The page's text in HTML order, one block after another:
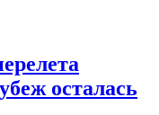
осталась